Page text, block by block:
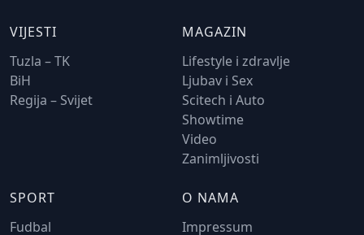
VIJESTI
Tuzla – TK
BiH
Regija – Svijet
MAGAZIN
Lifestyle i zdravlje
Ljubav i Sex
Scitech i Auto
Showtime
Video
Zanimljivosti
SPORT
Fudbal
O NAMA
Impressum